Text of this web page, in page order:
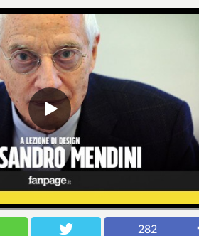
282